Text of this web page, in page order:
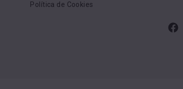
Política de Cookies